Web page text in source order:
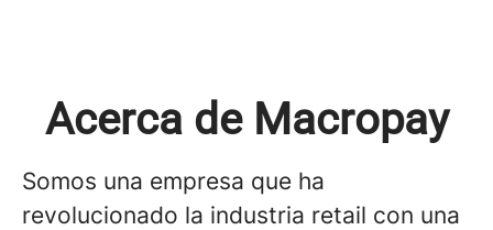
Acerca de Macropay
Somos una empresa que ha
revolucionado la industria retail con una